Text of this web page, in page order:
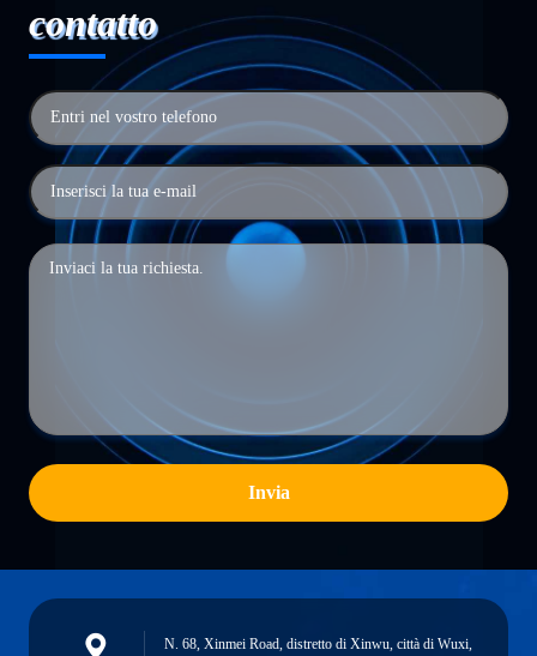
contatto
Invia
N. 68, Xinmei Road, distretto di Xinwu, città di Wuxi,